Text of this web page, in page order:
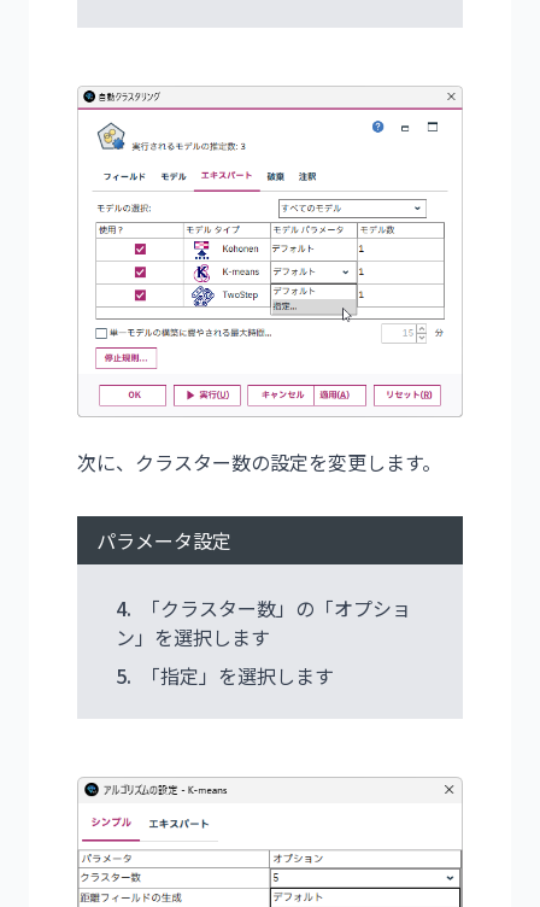
次に、クラスター数の設定を変更します。
パラメータ設定
4.
「クラスター数」の「オプショ
ン」を選択します
5.
「指定」を選択します